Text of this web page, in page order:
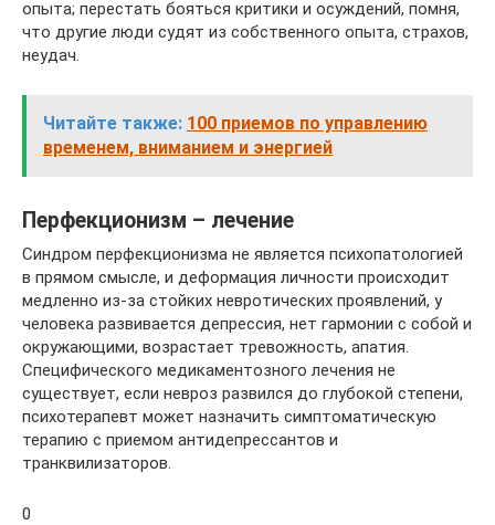
опыта; перестать бояться критики и осуждений, помня,
что другие люди судят из собственного опыта, страхов,
неудач.
Читайте также: 100 приемов по управлению
временем, вниманием и энергией
Перфекционизм – лечение
Cиндром перфекционизма не является психопатологией
в прямом смысле, и деформация личности происходит
медленно из-за стойких невротических проявлений, у
человека развивается депрессия, нет гармонии с собой и
окружающими, возрастает тревожность, апатия.
Специфического медикаментозного лечения не
существует, если невроз развился до глубокой степени,
психотерапевт может назначить симптоматическую
терапию с приемом антидепрессантов и
транквилизаторов.
0